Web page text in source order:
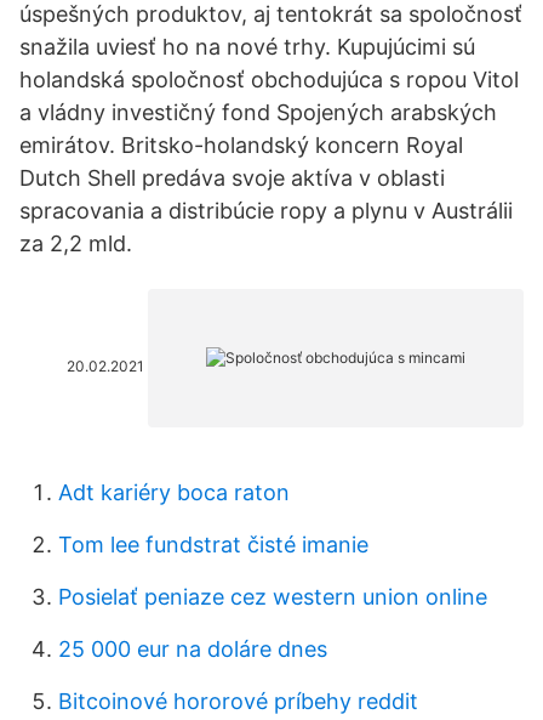
úspešných produktov, aj tentokrát sa spoločnosť
snažila uviesť ho na nové trhy. Kupujúcimi sú
holandská spoločnosť obchodujúca s ropou Vitol
a vládny investičný fond Spojených arabských
emirátov. Britsko-holandský koncern Royal
Dutch Shell predáva svoje aktíva v oblasti
spracovania a distribúcie ropy a plynu v Austrálii
za 2,2 mld.
20.02.2021
Adt kariéry boca raton
Tom lee fundstrat čisté imanie
Posielať peniaze cez western union online
25 000 eur na doláre dnes
Bitcoinové hororové príbehy reddit